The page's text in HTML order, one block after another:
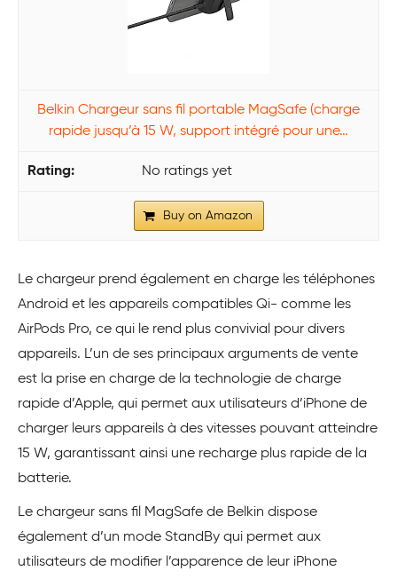
Belkin Chargeur sans fil portable MagSafe (charge
rapide jusqu’à 15 W, support intégré pour une…
No ratings yet
Buy on Amazon
Le chargeur prend également en charge les téléphones
Android et les appareils compatibles Qi- comme les
AirPods Pro, ce qui le rend plus convivial pour divers
appareils. L’un de ses principaux arguments de vente
est la prise en charge de la technologie de charge
rapide d’Apple, qui permet aux utilisateurs d’iPhone de
charger leurs appareils à des vitesses pouvant atteindre
15 W, garantissant ainsi une recharge plus rapide de la
batterie.
Le chargeur sans fil MagSafe de Belkin dispose
également d’un mode StandBy qui permet aux
utilisateurs de modifier l’apparence de leur iPhone